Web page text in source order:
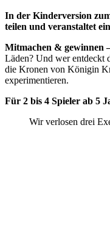
In der Kinderversion
teilen und veranstaltet
Mitmachen & gewinnen
Läden? Und wer entdeckt
die Kronen von Königin
experimentieren.
Für 2 bis 4 Spieler ab 5
Wir verlosen drei